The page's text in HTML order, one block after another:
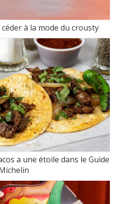
à la mode du crousty
a une étoile dans le Guide